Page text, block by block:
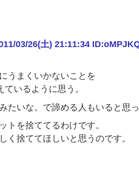
03/26(土) 21:11:34
うまくいかないことを
いるように思う。
たいな。で諦める人もいると思っ
トを捨ててるわけです。
く捨ててほしいと思うのです。